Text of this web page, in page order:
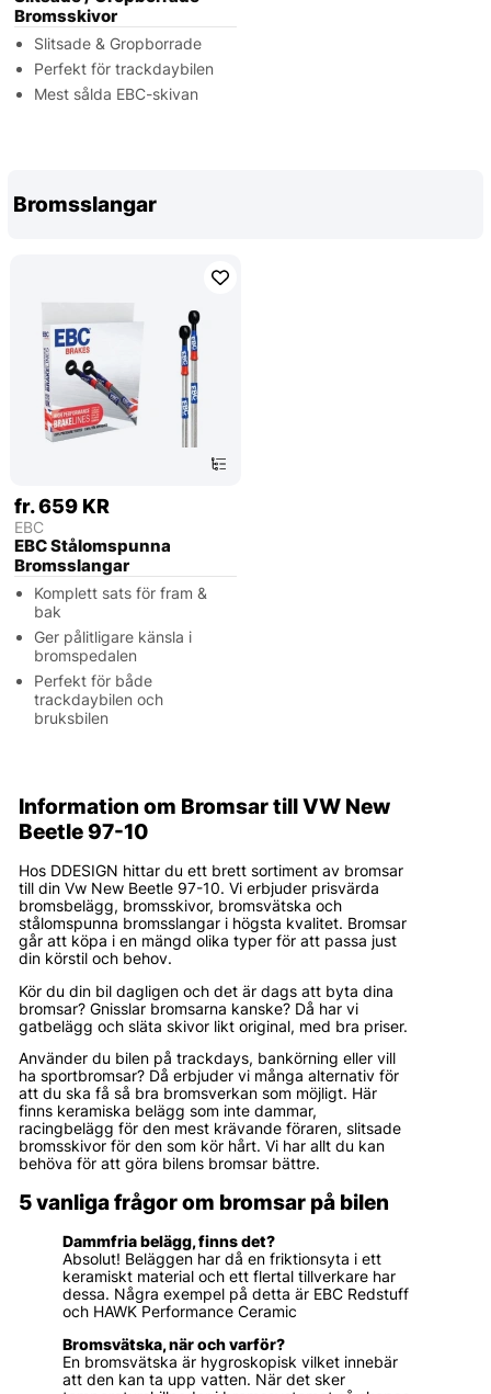
Bromsskivor
Slitsade & Gropborrade
Perfekt för trackdaybilen
Mest sålda EBC-skivan
Bromsslangar
fr. 659 KR
EBC
EBC Stålomspunna
Bromsslangar
Komplett sats för fram &
bak
Ger pålitligare känsla i
bromspedalen
Perfekt för både
trackdaybilen och
bruksbilen
Information om Bromsar till VW New
Beetle 97-10
Hos DDESIGN hittar du ett brett sortiment av bromsar
till din Vw New Beetle 97-10. Vi erbjuder prisvärda
bromsbelägg, bromsskivor, bromsvätska och
stålomspunna bromsslangar i högsta kvalitet. Bromsar
går att köpa i en mängd olika typer för att passa just
din körstil och behov.
Kör du din bil dagligen och det är dags att byta dina
bromsar? Gnisslar bromsarna kanske? Då har vi
gatbelägg och släta skivor likt original, med bra priser.
Använder du bilen på trackdays, bankörning eller vill
ha sportbromsar? Då erbjuder vi många alternativ för
att du ska få så bra bromsverkan som möjligt. Här
finns keramiska belägg som inte dammar,
racingbelägg för den mest krävande föraren, slitsade
bromsskivor för den som kör hårt. Vi har allt du kan
behöva för att göra bilens bromsar bättre.
5 vanliga frågor om bromsar på bilen
Dammfria belägg, finns det?
Absolut! Beläggen har då en friktionsyta i ett
keramiskt material och ett flertal tillverkare har
dessa. Några exempel på detta är EBC Redstuff
och HAWK Performance Ceramic
Bromsvätska, när och varför?
En bromsvätska är hygroskopisk vilket innebär
att den kan ta upp vatten. När det sker